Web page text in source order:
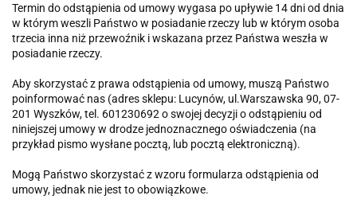
Termin do odstąpienia od umowy wygasa po upływie 14 dni od dnia
w którym weszli Państwo w posiadanie rzeczy lub w którym osoba
trzecia inna niż przewoźnik i wskazana przez Państwa weszła w
posiadanie rzeczy.
Aby skorzystać z prawa odstąpienia od umowy, muszą Państwo
poinformować nas (adres sklepu: Lucynów, ul.Warszawska 90, 07-
201 Wyszków, tel. 601230692 o swojej decyzji o odstąpieniu od
niniejszej umowy w drodze jednoznacznego oświadczenia (na
przykład pismo wysłane pocztą, lub pocztą elektroniczną).
Mogą Państwo skorzystać z wzoru formularza odstąpienia od
umowy, jednak nie jest to obowiązkowe.